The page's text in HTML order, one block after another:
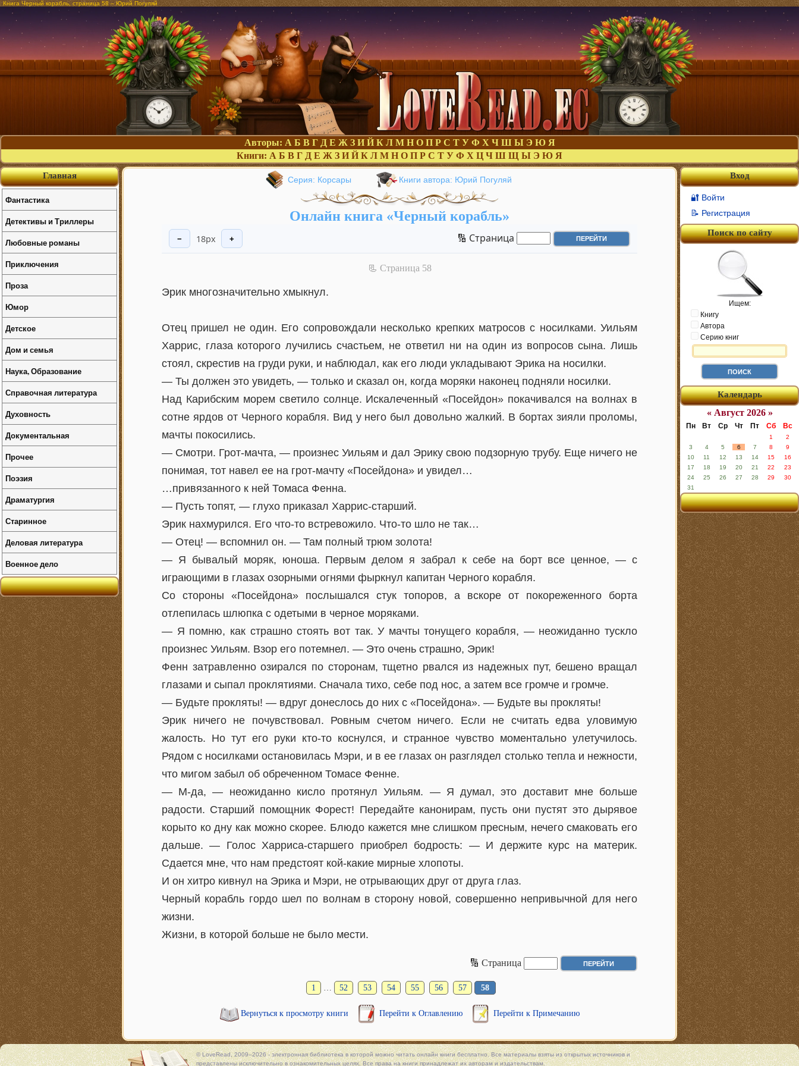
Книга Черный корабль, страница 58 – Юрий Погуляй
Авторы: А Б В Г Д Е Ж З И Й К Л М Н О П Р С Т У Ф Х Ч Ш Ы Э Ю Я
Книги: А Б В Г Д Е Ж З И Й К Л М Н О П Р С Т У Ф Х Ц Ч Ш Щ Ы Э Ю Я
Серия: Корсары Книги автора: Юрий Погуляй
Онлайн книга «Черный корабль»
− 18px + 🔢 Страница
📃 Cтраница 58
Эрик многозначительно хмыкнул.
Отец пришел не один. Его сопровождали несколько крепких матросов с носилками. Уильям
Харрис, глаза которого лучились счастьем, не ответил ни на один из вопросов сына. Лишь
стоял, скрестив на груди руки, и наблюдал, как его люди укладывают Эрика на носилки.
— Ты должен это увидеть, — только и сказал он, когда моряки наконец подняли носилки.
Над Карибским морем светило солнце. Искалеченный «Посейдон» покачивался на волнах в
сотне ярдов от Черного корабля. Вид у него был довольно жалкий. В бортах зияли проломы,
мачты покосились.
— Смотри. Грот-мачта, — произнес Уильям и дал Эрику свою подзорную трубу. Еще ничего не
понимая, тот навел ее на грот-мачту «Посейдона» и увидел…
…привязанного к ней Томаса Фенна.
— Пусть топят, — глухо приказал Харрис-старший.
Эрик нахмурился. Его что-то встревожило. Что-то шло не так…
— Отец! — вспомнил он. — Там полный трюм золота!
— Я бывалый моряк, юноша. Первым делом я забрал к себе на борт все ценное, — с
играющими в глазах озорными огнями фыркнул капитан Черного корабля.
Со стороны «Посейдона» послышался стук топоров, а вскоре от покореженного борта
отлепилась шлюпка с одетыми в черное моряками.
— Я помню, как страшно стоять вот так. У мачты тонущего корабля, — неожиданно тускло
произнес Уильям. Взор его потемнел. — Это очень страшно, Эрик!
Фенн затравленно озирался по сторонам, тщетно рвался из надежных пут, бешено вращал
глазами и сыпал проклятиями. Сначала тихо, себе под нос, а затем все громче и громче.
— Будьте прокляты! — вдруг донеслось до них с «Посейдона». — Будьте вы прокляты!
Эрик ничего не почувствовал. Ровным счетом ничего. Если не считать едва уловимую
жалость. Но тут его руки кто-то коснулся, и странное чувство моментально улетучилось.
Рядом с носилками остановилась Мэри, и в ее глазах он разглядел столько тепла и нежности,
что мигом забыл об обреченном Томасе Фенне.
— М-да, — неожиданно кисло протянул Уильям. — Я думал, это доставит мне больше
радости. Старший помощник Форест! Передайте канонирам, пусть они пустят это дырявое
корыто ко дну как можно скорее. Блюдо кажется мне слишком пресным, нечего смаковать его
дальше. — Голос Харриса-старшего приобрел бодрость: — И держите курс на материк.
Сдается мне, что нам предстоят кой-какие мирные хлопоты.
И он хитро кивнул на Эрика и Мэри, не отрывающих друг от друга глаз.
Черный корабль гордо шел по волнам в сторону новой, совершенно непривычной для него
жизни.
Жизни, в которой больше не было мести.
🔢 Страница
1 … 52 53 54 55 56 57 58
Вернуться к просмотру книги Перейти к Оглавлению Перейти к Примечанию
Вход
🔐 Войти
📝 Регистрация
Поиск по сайту
Ищем:
Книгу
Автора
Серию книг
Календарь
« Август 2026 »
Пн Вт Ср Чт Пт Сб Вс
1
2
3
4 5 6 7 8
9
10
11 12 13 14 15
16
17
18 19 20 21 22
23
24
25 26 27 28 29
30
31
Главная
Фантастика
Детективы и Триллеры
Любовные романы
Приключения
Проза
Юмор
Детское
Дом и семья
Наука, Образование
Справочная литература
Духовность
Документальная
Прочее
Поэзия
Драматургия
Старинное
Деловая литература
Военное дело
© LoveRead, 2009–2026 - электронная библиотека в которой можночитать онлайн книгибесплатно. Все материалы взяты из открытых источников и
представлены исключительно в ознакомительных целях. Все права на книги принадлежат их авторам и издательствам.